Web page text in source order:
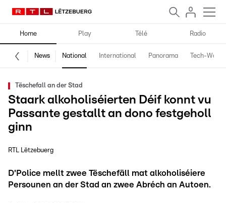
Home Play Télé Radio
News National International Panorama Tech-World
Tëschefall an der Stad
Staark alkoholiséierten Déif konnt vu
Passante gestallt an dono festgeholl
ginn
RTL Lëtzebuerg
D'Police mellt zwee Tëschefäll mat alkoholiséiere
Persounen an der Stad an zwee Abréch an Autoen.